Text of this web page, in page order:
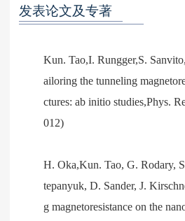
发表论文及专著
Kun. Tao,I. Rungger,S.
ailoring the tunneling
ctures: ab initio studies,Phys.
012)
H. Oka,Kun. Tao, G. Rodary,
tepanyuk, D. Sander, J.
g magnetoresistance on the